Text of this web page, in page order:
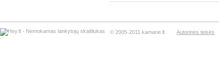
© 2005-2011 kamane.lt Autorinės teisės